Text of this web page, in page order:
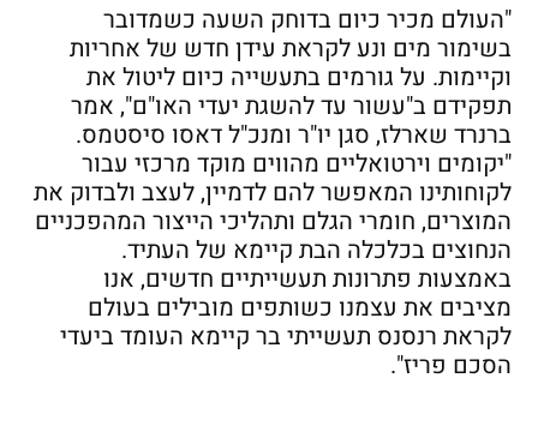
"העולם מכיר כיום בדוחק השעה כשמדובר
בשימור מים ונע לקראת עידן חדש של אחריות
וקיימות. על גורמים בתעשייה כיום ליטול את
תפקידם ב"עשור עד להשגת יעדי האו"ם", אמר
ברנרד שארלז, סגן יו"ר ומנכ"ל דאסו סיסטמס.
"יקומים וירטואליים מהווים מוקד מרכזי עבור
לקוחותינו המאפשר להם לדמיין, לעצב ולבדוק את
המוצרים, חומרי הגלם ותהליכי הייצור המהפכניים
הנחוצים בכלכלה הבת קיימא של העתיד.
באמצעות פתרונות תעשייתיים חדשים, אנו
מציבים את עצמנו כשותפים מובילים בעולם
לקראת רנסנס תעשייתי בר קיימא העומד ביעדי
הסכם פריז".